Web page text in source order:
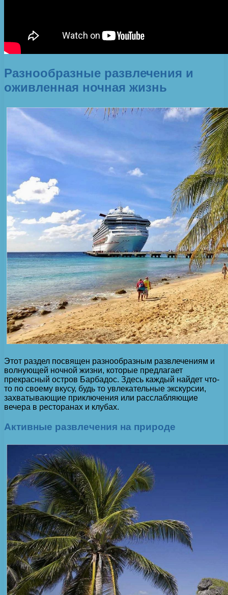
Разнообразные развлечения и
оживленная ночная жизнь
Этот раздел посвящен разнообразным развлечениям и
волнующей ночной жизни, которые предлагает
прекрасный остров Барбадос. Здесь каждый найдет что-
то по своему вкусу, будь то увлекательные экскурсии,
захватывающие приключения или расслабляющие
вечера в ресторанах и клубах.
Активные развлечения на природе